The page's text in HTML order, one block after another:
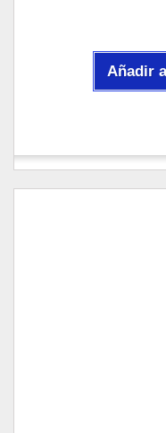
Añadir